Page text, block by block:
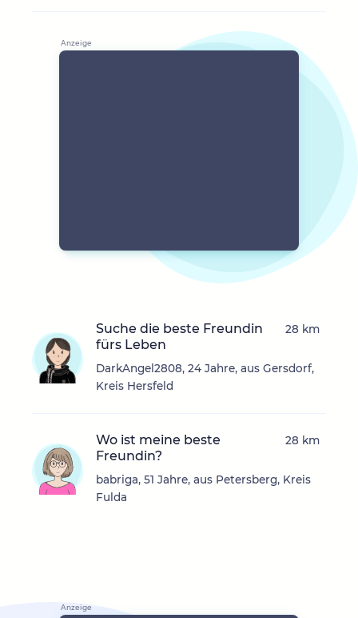
Suche die beste Freundin
fürs Leben
DarkAngel2808, 24 Jahre, aus Gersdorf,
Kreis Hersfeld
28 km
Wo ist meine beste
Freundin?
babriga, 51 Jahre, aus Petersberg, Kreis
Fulda
28 km